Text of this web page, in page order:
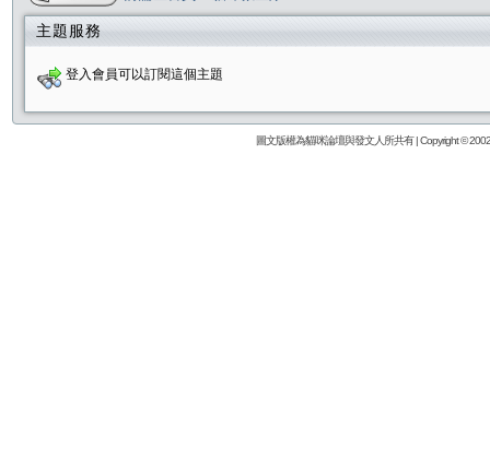
主題服務
登入會員可以訂閱這個主題
圖文版權為貓咪論壇與發文人所共有 | Copyright ©